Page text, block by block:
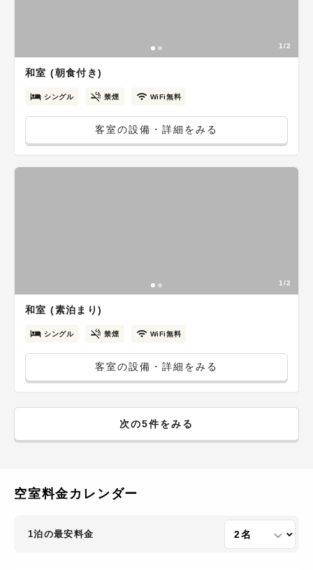
1/2
和室 (朝食付き)
シングル 禁煙 WiFi無料
客室の設備・詳細をみる
1/2
和室 (素泊まり)
シングル 禁煙 WiFi無料
客室の設備・詳細をみる
次の5件をみる
空室料金カレンダー
1泊の最安料金